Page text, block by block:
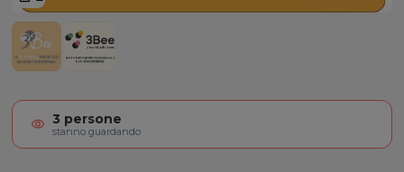
3Bee Gift Card
visibility 3 persone
stanno guardando